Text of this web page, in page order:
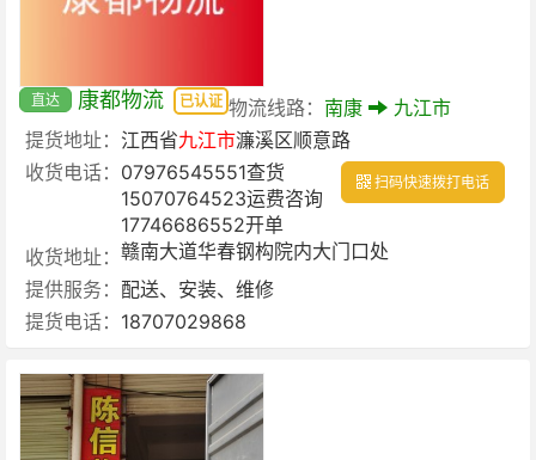
直达 康都物流 已认证 物流线路： 南康
九江市
提货地址： 江西省九江市濂溪区顺意路
收货电话： 07976545551查货
15070764523运费咨询
17746686552开单
扫码快速拨打电话
收货地址： 赣南大道华春钢构院内大门口处
提供服务： 配送、安装、维修
提货电话： 18707029868